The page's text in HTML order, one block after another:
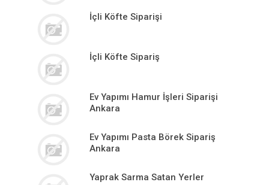
İçli Köfte Siparişi
İçli Köfte Sipariş
Ev Yapımı Hamur İşleri Siparişi
Ankara
Ev Yapımı Pasta Börek Sipariş
Ankara
Yaprak Sarma Satan Yerler